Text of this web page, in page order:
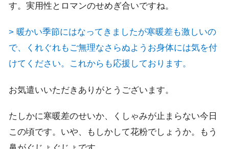
す。実用性とロマンのせめぎ合いですね。
> 暖かい季節にはなってきましたが寒暖差も激しいの
で、くれぐれもご無理なさらぬようお身体には気を付
けてください。これからも応援しております。
お気遣いいただきありがとうございます。
たしかに寒暖差のせいか、くしゃみが止まらない今日
この頃です。いや、もしかして花粉でしょうか。もう